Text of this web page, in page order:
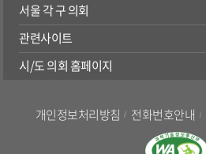
서울 각 구 의회
관련사이트
시/도 의회 홈페이지
개인정보처리방침 전화번호안내